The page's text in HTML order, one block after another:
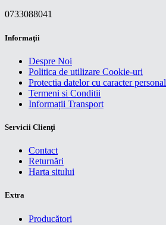
0733088041
Informaţii
Despre Noi
Politica de utilizare Cookie-uri
Protectia datelor cu caracter personal
Termeni si Conditii
Informații Transport
Servicii Clienţi
Contact
Returnări
Harta sitului
Extra
Producători